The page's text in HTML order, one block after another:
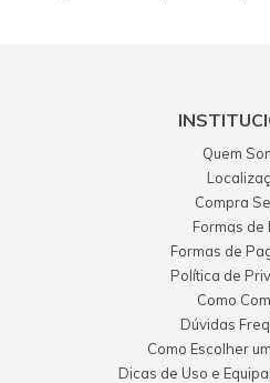
Quem
Compra
Formas de
Formas de
Política de
Como
Dúvidas
Como Escolher
Dicas de Uso e